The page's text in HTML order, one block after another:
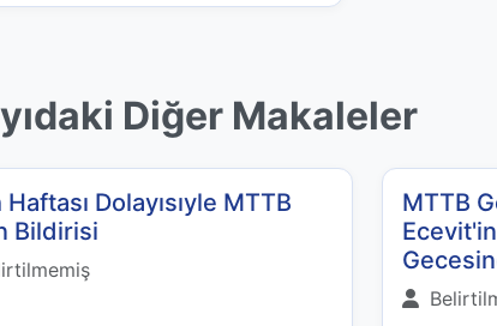
Diğer Makaleler
Dolayısıyle MTTB
Bildirisi
MTTB